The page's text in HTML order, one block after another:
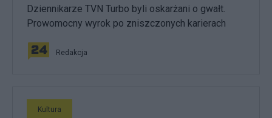
Dziennikarze TVN Turbo byli oskarżani o gwałt.
Prowomocny wyrok po zniszczonych karierach
Redakcja
Kultura